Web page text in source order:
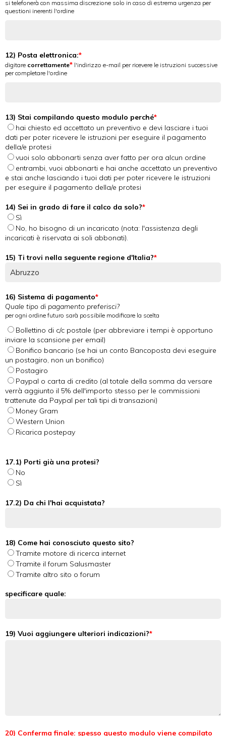
si telefonerà con massima discrezione solo in caso di estrema urgenza per
questioni inerenti l'ordine
12) Posta elettronica:
digitare correttamente
l'indirizzo e-mail per ricevere le istruzioni successive
per completare l'ordine
13) Stai compilando questo modulo perché
hai chiesto ed accettato un preventivo e devi lasciare i tuoi
dati per poter ricevere le istruzioni per eseguire il pagamento
della/e protesi
vuoi solo abbonarti senza aver fatto per ora alcun ordine
entrambi, vuoi abbonarti e hai anche accettato un preventivo
e stai anche lasciando i tuoi dati per poter ricevere le istruzioni
per eseguire il pagamento della/e protesi
14) Sei in grado di fare il calco da solo?
Sì
No, ho bisogno di un incaricato (nota: l'assistenza degli
incaricati è riservata ai soli abbonati).
15) Ti trovi nella seguente regione d'Italia?
16) Sistema di pagamento
Quale tipo di pagamento preferisci?
per ogni ordine futuro sarà possibile modificare la scelta
Bollettino di c/c postale (per abbreviare i tempi è opportuno
inviare la scansione per email)
Bonifico bancario (se hai un conto Bancoposta devi eseguire
un postagiro, non un bonifico)
Postagiro
Paypal o carta di credito (al totale della somma da versare
verrà aggiunto il 5% dell'importo stesso per le commissioni
trattenute da Paypal per tali tipi di transazioni)
Money Gram
Western Union
Ricarica postepay
17.1) Porti già una protesi?
No
Sì
17.2) Da chi l'hai acquistata?
18) Come hai conosciuto questo sito?
Tramite motore di ricerca internet
Tramite il forum Salusmaster
Tramite altro sito o forum
specificare quale:
19) Vuoi aggiungere ulteriori indicazioni?
20) Conferma finale: spesso questo modulo viene compilato